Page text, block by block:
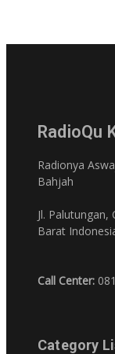
RadioQu
Radionya
Bahjah
Jl. Palutungan,
Barat
Call Center:
Category